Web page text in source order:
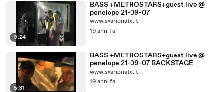
9:24
BASSI+METROSTARS+guest live @
penelope 21-09-07
www.svarionato.it
19 anni fa
5:31
BASSI+METROSTARS+guest live @
penelope 21-09-07 BACKSTAGE
www.svarionato.it
19 anni fa